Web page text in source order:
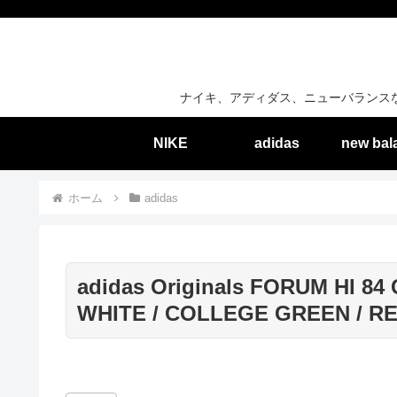
ナイキ、アディダス、ニューバラン
NIKE adidas new
ホーム adidas
adidas Originals FORUM HI
WHITE / COLLEGE GREEN /